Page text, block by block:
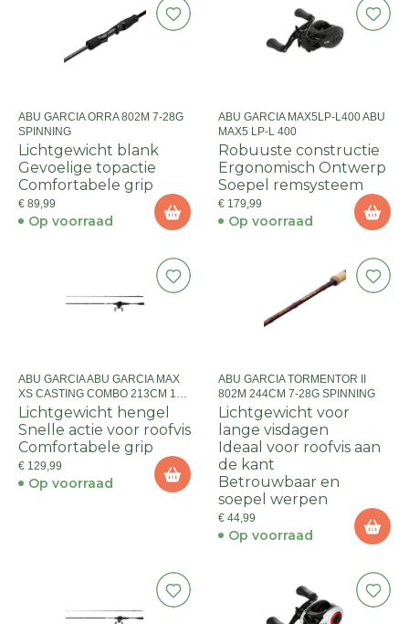
ABU GARCIA ORRA 802M 7-28G
SPINNING
Lichtgewicht blank
Gevoelige topactie
Comfortabele grip
€ 89,99
Op voorraad
ABU GARCIA MAX5LP-L400 ABU
MAX5 LP-L 400
Robuuste constructie
Ergonomisch Ontwerp
Soepel remsysteem
€ 179,99
Op voorraad
ABU GARCIA ABU GARCIA MAX
XS CASTING COMBO 213CM 15-
60G TWEEDELIG
Lichtgewicht hengel
Snelle actie voor roofvis
Comfortabele grip
€ 129,99
Op voorraad
ABU GARCIA TORMENTOR II
802M 244CM 7-28G SPINNING
Lichtgewicht voor
lange visdagen
Ideaal voor roofvis aan
de kant
Betrouwbaar en
soepel werpen
€ 44,99
Op voorraad